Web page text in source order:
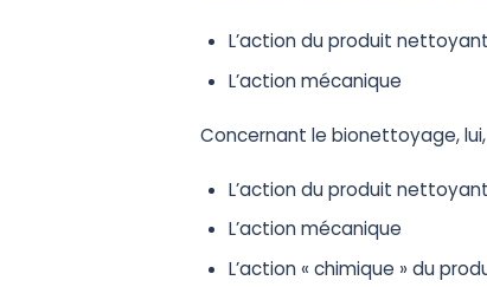
L’action du produit nettoyant
L’action mécanique
Concernant le bionettoyage,
L’action du produit nettoyant
L’action mécanique
L’action « chimique » du